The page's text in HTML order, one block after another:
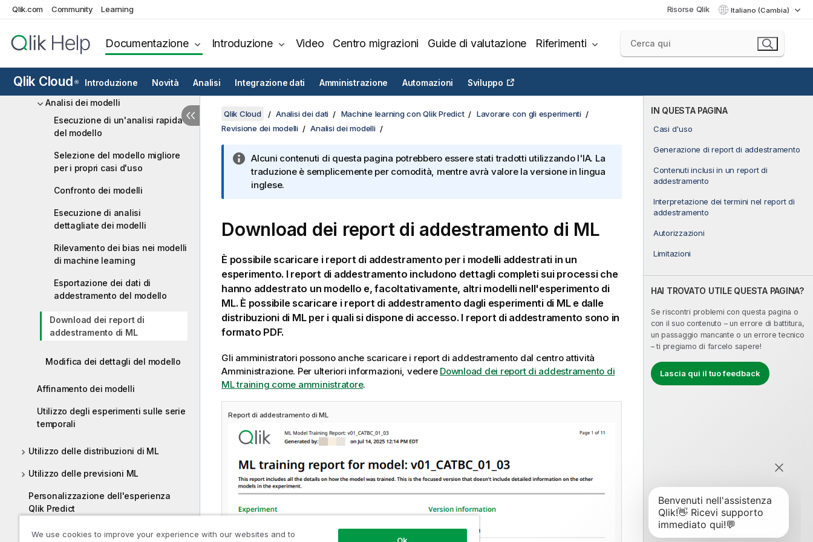
Qlik.com Community Learning Risorse Qlik Italiano (Cambia)
Documentazione Introduzione Video Centro migrazioni Guide di valutazione Riferimenti
Qlik Cloud ® Introduzione Novità Analisi Integrazione dati Amministrazione Automazioni Sviluppo
Configurazione degli esperimenti
Revisione dei modelli
Nozioni sui concetti per la verifica
dei modelli
Analisi dei modelli
Esecuzione di un'analisi rapida
del modello
Selezione del modello migliore
per i propri casi d'uso
Confronto dei modelli
Esecuzione di analisi
dettagliate dei modelli
Rilevamento dei bias nei modelli
di machine learning
Esportazione dei dati di
addestramento del modello
Download dei report di
addestramento di ML
Modifica dei dettagli del modello
Affinamento dei modelli
Utilizzo degli esperimenti sulle serie
temporali
Utilizzo delle distribuzioni di ML
Utilizzo delle previsioni ML
Personalizzazione dell'esperienza
Qlik Predict
Tutorial – Generazione e
IN QUESTA PAGINA
Casi d'uso
Generazione di report di addestramento
Contenuti inclusi in un report di
addestramento
Interpretazione dei termini nel report di
addestramento
Autorizzazioni
Limitazioni
HAI TROVATO UTILE QUESTA PAGINA?
Se riscontri problemi con questa pagina o
con il suo contenuto – un errore di battitura,
un passaggio mancante o un errore tecnico
– ti pregiamo di farcelo sapere!
Lascia qui il tuo feedback
Qlik Cloud Analisi dei dati Machine learning con Qlik Predict
Lavorare con gli esperimenti
Revisione dei modelli
Analisi dei modelli
Alcuni contenuti di questa pagina potrebbero essere stati tradotti utilizzando l'IA. La
traduzione è semplicemente per comodità, mentre avrà valore la versione in lingua
inglese.
Download dei report di addestramento di ML
È possibile scaricare i report di addestramento per i modelli addestrati in un
esperimento. I report di addestramento includono dettagli completi sui processi che
hanno addestrato un modello e, facoltativamente, altri modelli nell'esperimento di
ML. È possibile scaricare i report di addestramento dagli esperimenti di ML e dalle
distribuzioni di ML per i quali si dispone di accesso. I report di addestramento sono in
formato PDF.
Gli amministratori possono anche scaricare i report di addestramento dal centro attività
Amministrazione. Per ulteriori informazioni, vedere Download dei report di addestramento di
ML training come amministratore.
Report di addestramento di ML
We use cookies to improve your experience with our websites and to